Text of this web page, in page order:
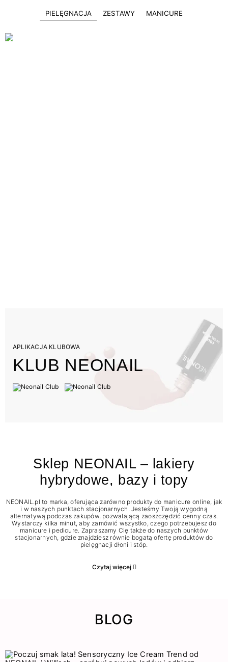
PIELĘGNACJA ZESTAWY MANICURE
APLIKACJA KLUBOWA
KLUB NEONAIL
Sklep NEONAIL – lakiery
hybrydowe, bazy i topy
NEONAIL.pl to marka, oferująca zarówno produkty do manicure online, jak
i w naszych punktach stacjonarnych. Jesteśmy Twoją wygodną
alternatywą podczas zakupów, pozwalającą zaoszczędzić cenny czas.
Wystarczy kilka minut, aby zamówić wszystko, czego potrzebujesz do
manicure i pedicure. Zapraszamy Cię także do naszych punktów
stacjonarnych, gdzie znajdziesz równie bogatą ofertę produktów do
pielęgnacji dłoni i stóp.
Czytaj więcej
BLOG